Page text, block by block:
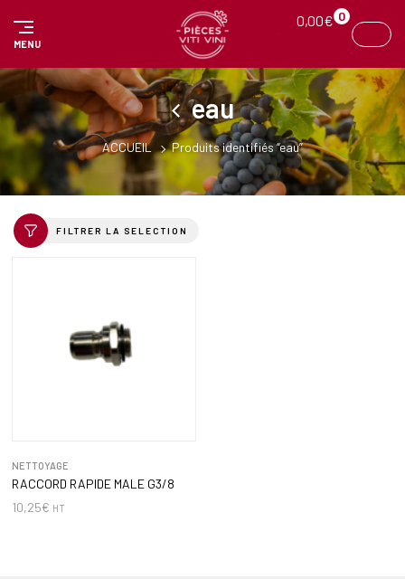
MENU
0,00€ 0
eau
ACCUEIL Produits identifiés “eau”
FILTRER LA SELECTION
NETTOYAGE
RACCORD RAPIDE MALE G3/8
10,25€ HT
Panneau de gestion des cookies